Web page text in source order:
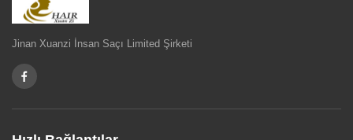
Jinan Xuanzi İnsan Saçı Limited Şirketi